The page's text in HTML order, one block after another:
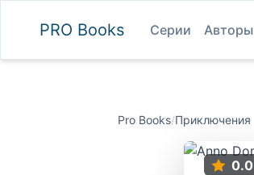
PRO Books Серии Авторы
Pro Books/Приключения
0.0